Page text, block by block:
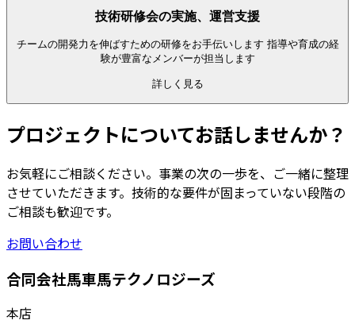
技術研修会の実施、運営支援
チームの開発力を伸ばすための研修をお手伝いします 指導や育成の経
験が豊富なメンバーが担当します
詳しく見る
プロジェクトについてお話しませんか？
お気軽にご相談ください。事業の次の一歩を、ご一緒に整理
させていただきます。技術的な要件が固まっていない段階の
ご相談も歓迎です。
お問い合わせ
合同会社馬車馬テクノロジーズ
本店